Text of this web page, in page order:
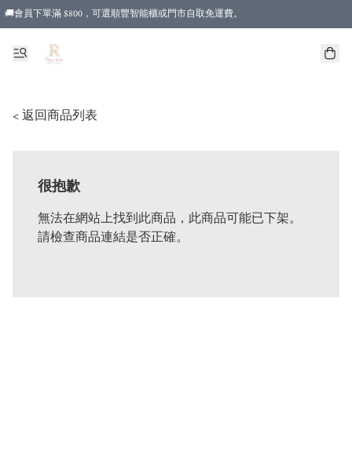
🚚會員下單滿 $800，可選順豐智能櫃或門市自取免運費。
< 返回商品列表
很抱歉
無法在網站上找到此商品，此商品可能已下架。
請檢查商品連結是否正確。